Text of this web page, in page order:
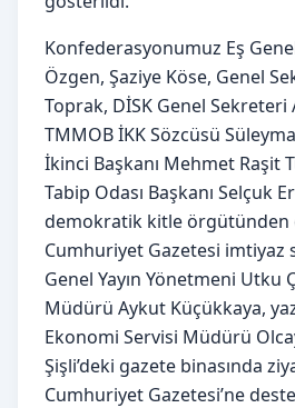
Konfederasyonumuz Eş
Özgen, Şaziye Köse, Genel
Toprak, DİSK Genel
TMMOB İKK Sözcüsü
İkinci Başkanı Mehmet Raşit
Tabip Odası Başkanı Selçuk
demokratik kitle örgütünden
Cumhuriyet Gazetesi imtiyaz
Genel Yayın Yönetmeni Utku
Müdürü Aykut Küçükkaya,
Ekonomi Servisi Müdürü
Şişli’deki gazete binasında
Cumhuriyet Gazetesi’ne